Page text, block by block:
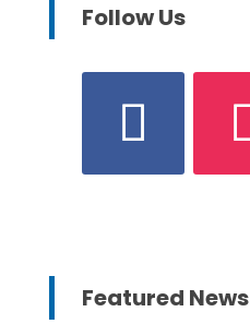
Follow Us
Featured News